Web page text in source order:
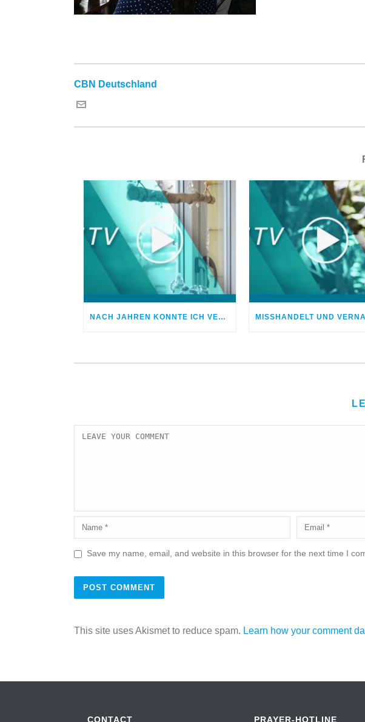
CBN Deutschland
NACH JAHREN KONNTE ICH VERGEBEN
Save my name, email, and website in this browser for the next time I
This site uses Akismet to reduce spam. Learn how your comment
CONTACT PRAYER-HOTLINE